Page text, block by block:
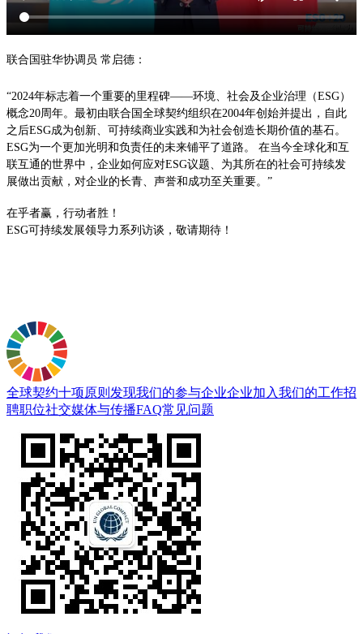
联合国驻华协调员 常启德：
“2024年标志着一个重要的里程碑——环境、社会及企业治理（ESG）
概念20周年。最初由联合国全球契约组织在2004年创始并提出，自此
之后ESG成为创新、可持续商业实践和为社会创造长期价值的基石。
ESG为一个更加光明和负责任的未来铺平了道路。
在当今全球化和互
联互通的世界中，企业如何应对ESG议题、为其所在的社会可持续发
展做出贡献，对企业的长青、声誉和成功至关重要。 ”
在乎者赢，行动者胜！
ESG可持续发展领导力系列访谈，敬请期待！
全球契约十项原则 发现我们的参与企业企业加入我们的工作招
聘职位社交媒体与传播FAQ常见问题